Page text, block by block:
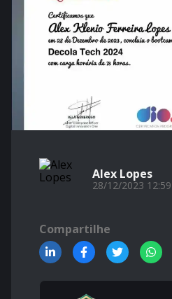
Alex Lopes
28/12/2023 12:59
Compartilhe